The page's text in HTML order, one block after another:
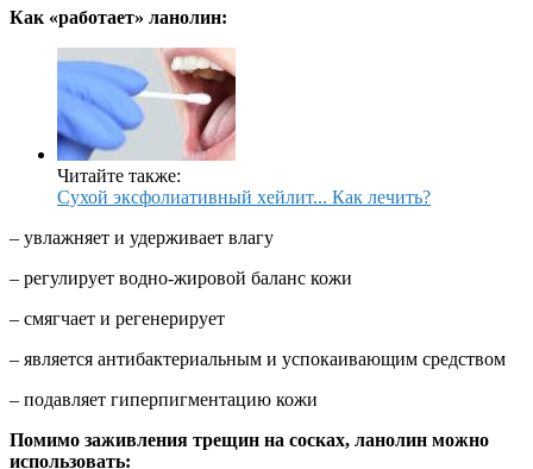
Как «работает» ланолин:
Читайте также:
Сухой эксфолиативный хейлит... Как лечить?
– увлажняет и удерживает влагу
– регулирует водно-жировой баланс кожи
– смягчает и регенерирует
– является антибактериальным и успокаивающим средством
– подавляет гиперпигментацию кожи
Помимо заживления трещин на сосках, ланолин можно
использовать: